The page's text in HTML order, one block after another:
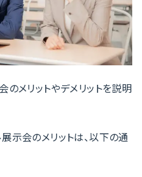
メリットやデメリットを説明
示会のメリットは、以下の通